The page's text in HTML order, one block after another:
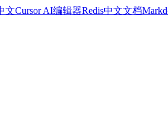
文Cursor AI编辑器Redis中文文档